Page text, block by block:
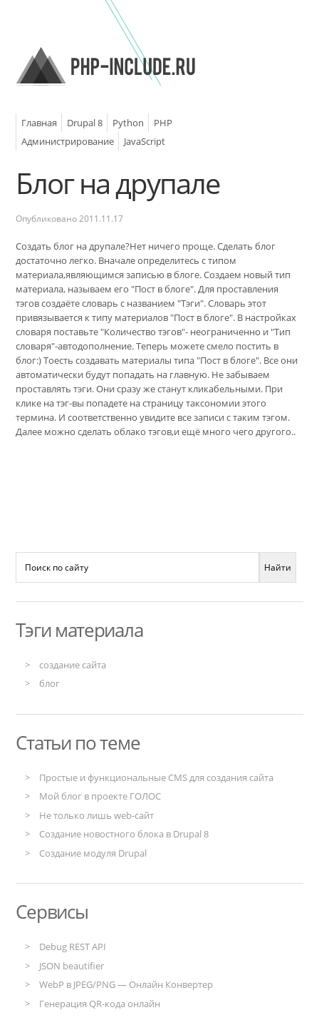
Главная Drupal 8 Python
PHP
Администрирование
JavaScript
Блог на друпале
Опубликовано 2011.11.17
Создать блог на друпале?Нет ничего проще. Сделать блог
достаточно легко. Вначале определитесь с типом
материала,являющимся записью в блоге. Создаем новый тип
материала, называем его "Пост в блоге". Для проставления
тэгов создаёте словарь с названием "Тэги". Словарь этот
привязывается к типу материалов "Пост в блоге". В настройках
словаря поставьте "Количество тэгов"- неограниченно и "Тип
словаря"-автодополнение. Теперь можете смело постить в
блог:) Тоесть создавать материалы типа "Пост в блоге". Все они
автоматически будут попадать на главную. Не забываем
проставлять тэги. Они сразу же станут кликабельными. При
клике на тэг-вы попадете на страницу таксономии этого
термина. И соответственно увидите все записи с таким тэгом.
Далее можно сделать облако тэгов,и ещё много чего другого..
Тэги материала
создание сайта
блог
Статьи по теме
Простые и функциональные CMS для создания сайта
Мой блог в проекте ГОЛОС
Не только лишь web-сайт
Создание новостного блока в Drupal 8
Создание модуля Drupal
Сервисы
Debug REST API
JSON beautifier
WebP в JPEG/PNG — Онлайн Конвертер
Генерация QR-кода онлайн